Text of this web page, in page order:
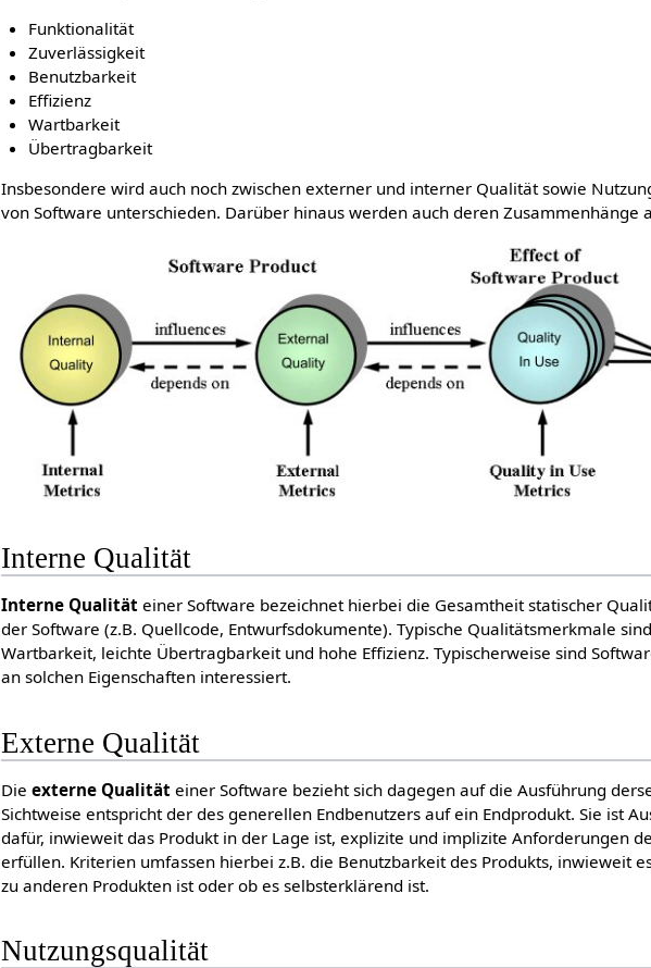
Funktionalität
Zuverlässigkeit
Benutzbarkeit
Effizienz
Wartbarkeit
Übertragbarkeit
Insbesondere wird auch noch zwischen externer und interner Qualität sowie
von Software unterschieden. Darüber hinaus werden auch deren Zusammenhänge
Interne Qualität
Interne Qualität einer Software bezeichnet hierbei die Gesamtheit statischer
der Software (z.B. Quellcode, Entwurfsdokumente). Typische Qualitätsmerkmale
Wartbarkeit, leichte Übertragbarkeit und hohe Effizienz. Typischerweise sind
an solchen Eigenschaften interessiert.
Externe Qualität
Dieexterne Qualität einer Software bezieht sich dagegen auf die Ausführung
Sichtweise entspricht der des generellen Endbenutzers auf ein Endprodukt. Sie ist
dafür, inwieweit das Produkt in der Lage ist, explizite und implizite Anforderungen
erfüllen. Kriterien umfassen hierbei z.B. die Benutzbarkeit des Produkts, inwieweit
zu anderen Produkten ist oder ob es selbsterklärend ist.
Nutzungsqualität